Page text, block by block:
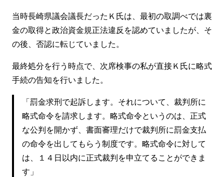
当時長崎県議会議長だったＫ氏は、最初の取調べでは裏
金の取得と政治資金規正法違反を認めていましたが、そ
の後、否認に転じていました。
最終処分を行う時点で、次席検事の私が直接Ｋ氏に略式
手続の告知を行いました。
「罰金求刑で起訴します。それについて、裁判所に
略式命令を請求します。略式命令というのは、正式
な公判を開かず、書面審理だけで裁判所に罰金支払
の命令を出してもらう制度です。略式命令に対して
は、１４日以内に正式裁判を申立てることができま
す」